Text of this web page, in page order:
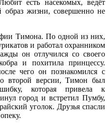
есть насекомых, ведёт
образ жизни, совершенно не
Тимона. По одной из них,
и работал охранником
он отлучился со своего
и похитила принцессу.
чего он познакомился с
второй версии, Тимон был
которая привела к
город и встретил Пумбу,
уголок. Друзья спасли